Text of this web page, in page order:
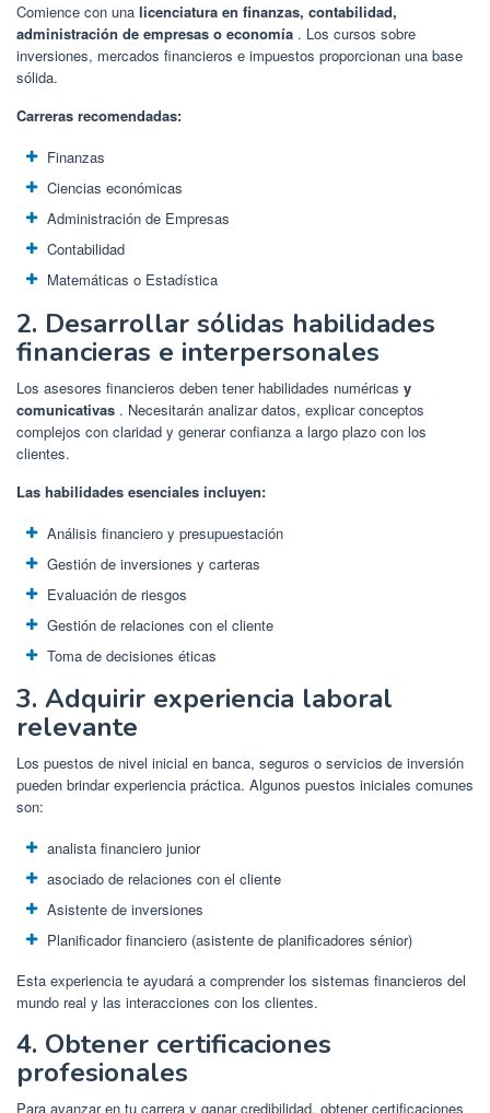
Comience con una licenciatura en finanzas, contabilidad,
administración de empresas o economía . Los cursos sobre
inversiones, mercados financieros e impuestos proporcionan una base
sólida.
Carreras recomendadas:
Finanzas
Ciencias económicas
Administración de Empresas
Contabilidad
Matemáticas o Estadística
2. Desarrollar sólidas habilidades
financieras e interpersonales
Los asesores financieros deben tener habilidades numéricas y
comunicativas . Necesitarán analizar datos, explicar conceptos
complejos con claridad y generar confianza a largo plazo con los
clientes.
Las habilidades esenciales incluyen:
Análisis financiero y presupuestación
Gestión de inversiones y carteras
Evaluación de riesgos
Gestión de relaciones con el cliente
Toma de decisiones éticas
3. Adquirir experiencia laboral
relevante
Los puestos de nivel inicial en banca, seguros o servicios de inversión
pueden brindar experiencia práctica. Algunos puestos iniciales comunes
son:
analista financiero junior
asociado de relaciones con el cliente
Asistente de inversiones
Planificador financiero (asistente de planificadores sénior)
Esta experiencia te ayudará a comprender los sistemas financieros del
mundo real y las interacciones con los clientes.
4. Obtener certificaciones
profesionales
Para avanzar en tu carrera y ganar credibilidad, obtener certificaciones